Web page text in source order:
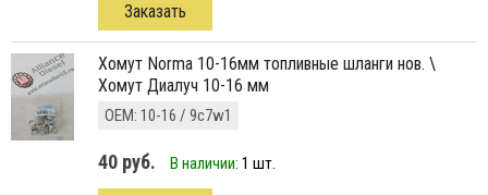
Заказать
хомут Norma 10-16мм топливные шланги нов. \
Хомут Диалуч 10-16 мм
ОЕМ: 10-16 / 9с7w1
40 руб. В наличии: 1 шт.